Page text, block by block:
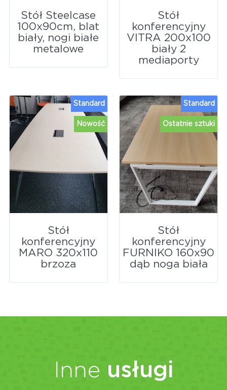
Stół Steelcase
100x90cm, blat
biały, nogi białe
metalowe
Stół
konferencyjny
VITRA 200x100
biały 2
mediaporty
Nowość
Standard
Stół
konferencyjny
MARO 320x110
brzoza
Ostatnie sztuki
Standard
Stół
konferencyjny
FURNIKO 160x90
dąb noga biała
Inne usługi